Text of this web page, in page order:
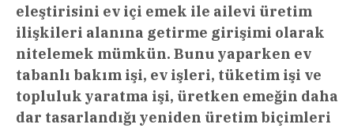
eleştirisini ev içi emek ile ailevi üretim
ilişkileri alanına getirme girişimi olarak
nitelemek mümkün. Bunu yaparken ev
tabanlı bakım işi, ev işleri, tüketim işi ve
topluluk yaratma işi, üretken emeğin daha
dar tasarlandığı yeniden üretim biçimleri